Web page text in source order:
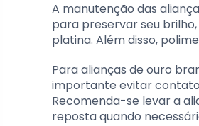
A manutenção das
para preservar seu
platina. Além disso,
Para alianças de ouro
importante evitar contato
Recomenda-se levar a
reposta quando